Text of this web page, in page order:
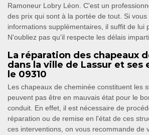
Ramoneur Lobry Léon. C'est un
des prix qui sont à la portée de tout. Si vous
informations supplémentaires, il suffit de lui
N'oubliez pas qu'il respecte les délais
La réparation des chapeaux
dans la ville de Lassur et ses
le 09310
Les chapeaux de cheminée constituent les
peuvent pas être en mauvais état pour le
conduit. En effet, il est nécessaire de
réparation ou de remise en l'état de ces
ces interventions, on vous recommande de